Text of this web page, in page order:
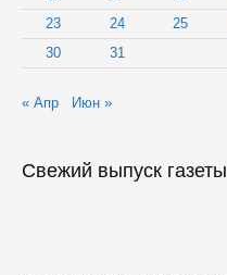
23
24 25
30
31
« Апр Июн »
Свежий выпуск газеты